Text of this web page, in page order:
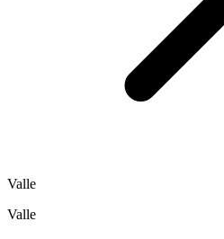
Valle
Valle